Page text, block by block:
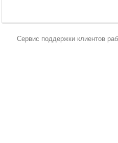
Сервис поддержки клиентов